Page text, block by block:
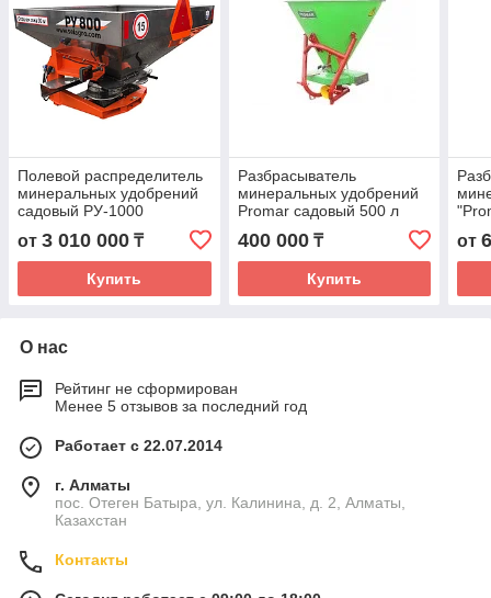
Полевой распределитель
минеральных удобрений
садовый РУ-1000
от 3 010 000 ₸
Купить
Разбрасыватель
минеральных удобрений
Promar садовый 500 л
400 000₸
Купить
от
О нас
Рейтинг не сформирован
Менее 5 отзывов за последний год
Работает с 22.07.2014
г. Алматы
пос. Отеген Батыра, ул. Калинина, д. 2, Алматы,
Казахстан
Контакты